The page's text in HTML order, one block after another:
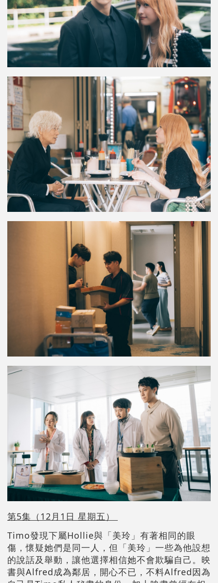
第5集（12月1日 星期五）
Timo發現下屬Hollie與「美玲」有著相同的眼
傷，懷疑她們是同一人，但「美玲」一些為他設想
的說話及舉動，讓他選擇相信她不會欺騙自己。映
書與Alfred成為鄰居，開心不已，不料Alfred因為